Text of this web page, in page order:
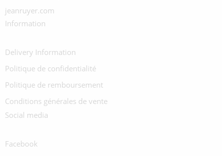
jeanruyer.com
Information
Delivery Information
Politique de confidentialité
Politique de remboursement
Conditions générales de vente
Social media
Facebook